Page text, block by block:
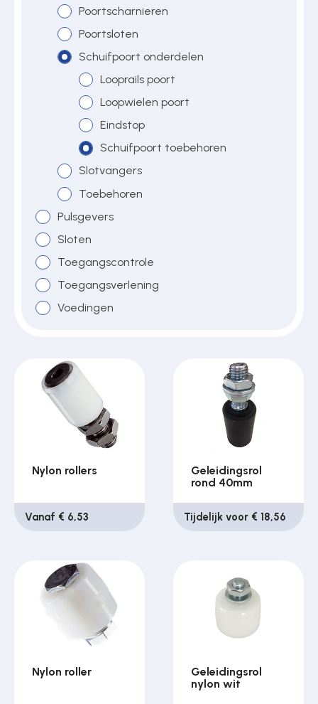
Poortscharnieren
Poortsloten
Schuifpoort onderdelen
Looprails poort
Loopwielen poort
Eindstop
Schuifpoort toebehoren
Slotvangers
Toebehoren
Pulsgevers
Sloten
Toegangscontrole
Toegangsverlening
Voedingen
Nylon rollers
Vanaf € 6,53
Geleidingsrol
rond 40mm
Tijdelijk voor € 18,56
Nylon roller
Geleidingsrol
nylon wit